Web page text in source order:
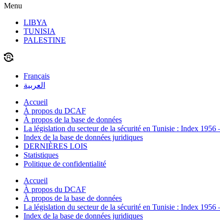
Menu
LIBYA
TUNISIA
PALESTINE
Français
العربية
Accueil
À propos du DCAF
À propos de la base de données
La législation du secteur de la sécurité en Tunisie : Index 1956
Index de la base de données juridiques
DERNIÈRES LOIS
Statistiques
Politique de confidentialité
Accueil
À propos du DCAF
À propos de la base de données
La législation du secteur de la sécurité en Tunisie : Index 1956
Index de la base de données juridiques